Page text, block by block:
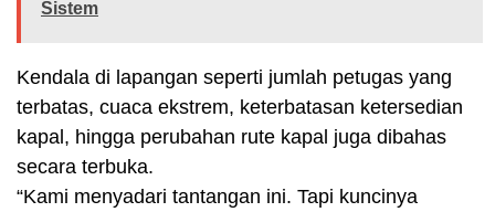
Sistem
Kendala di lapangan seperti jumlah petugas yang
terbatas, cuaca ekstrem, keterbatasan ketersedian
kapal, hingga perubahan rute kapal juga dibahas
secara terbuka.
“Kami menyadari tantangan ini. Tapi kuncinya